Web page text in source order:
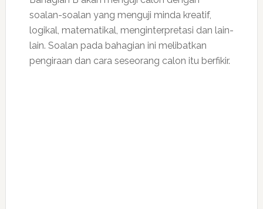
soalan-soalan yang menguji minda kreatif,
logikal, matematikal, menginterpretasi dan lain-
lain. Soalan pada bahagian ini melibatkan
pengiraan dan cara seseorang calon itu berfikir.